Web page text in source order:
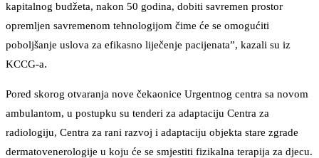
kapitalnog budžeta, nakon 50 godina, dobiti savremen prostor
opremljen savremenom tehnologijom čime će se omogućiti
poboljšanje uslova za efikasno liječenje pacijenata”, kazali su iz
KCCG-a.
Pored skorog otvaranja nove čekaonice Urgentnog centra sa novom
ambulantom, u postupku su tenderi za adaptaciju Centra za
radiologiju, Centra za rani razvoj i adaptaciju objekta stare zgrade
dermatovenerologije u koju će se smjestiti fizikalna terapija za djecu.